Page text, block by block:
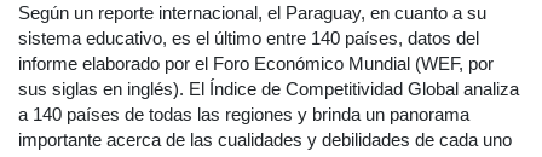
Según un reporte internacional, el Paraguay, en cuanto a su
sistema educativo, es el último entre 140 países, datos del
informe elaborado por el Foro Económico Mundial (WEF, por
sus siglas en inglés). El Índice de Competitividad Global analiza
a 140 países de todas las regiones y brinda un panorama
importante acerca de las cualidades y debilidades de cada uno